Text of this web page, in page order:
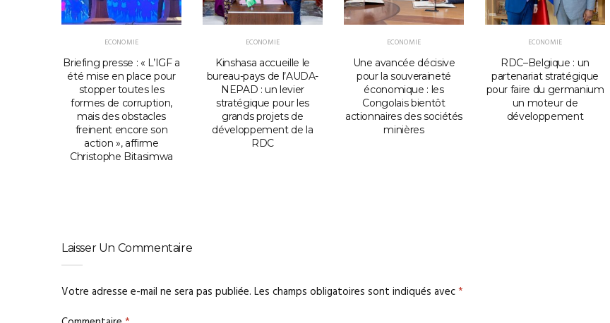
ECONOMIE
Briefing presse : « L’IGF a
été mise en place pour
stopper toutes les
formes de corruption,
mais des obstacles
freinent encore son
action », affirme
Christophe Bitasimwa
ECONOMIE
Kinshasa accueille le
bureau-pays de l’AUDA-
NEPAD : un levier
stratégique pour les
grands projets de
développement de la
RDC
ECONOMIE
Une avancée décisive
pour la souveraineté
économique : les
Congolais bientôt
actionnaires des sociétés
minières
ECONOMIE
RDC–Belgique : un
partenariat stratégique
pour faire du germanium
un moteur de
développement
Laisser Un Commentaire
Votre adresse e-mail ne sera pas publiée. Les champs obligatoires sont indiqués avec*